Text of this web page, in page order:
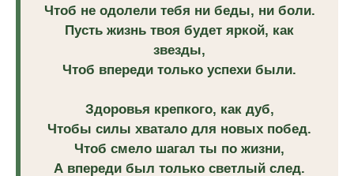
Чтоб не одолели тебя ни беды, ни боли.
Пусть жизнь твоя будет яркой, как
звезды,
Чтоб впереди только успехи были.
Здоровья крепкого, как дуб,
Чтобы силы хватало для новых побед.
Чтоб смело шагал ты по жизни,
А впереди был только светлый след.